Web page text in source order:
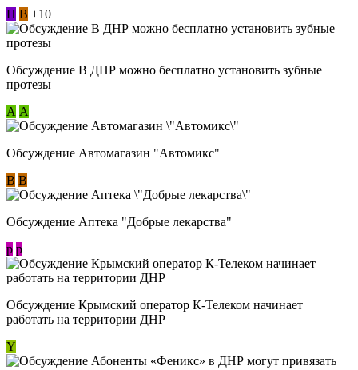
Н В +10
Обсуждение В ДНР можно бесплатно установить зубные
протезы
А А
Обсуждение Автомагазин "Автомикс"
В В
Обсуждение Аптека "Добрые лекарства"
p p
Обсуждение Крымский оператор К-Телеком начинает
работать на территории ДНР
Y